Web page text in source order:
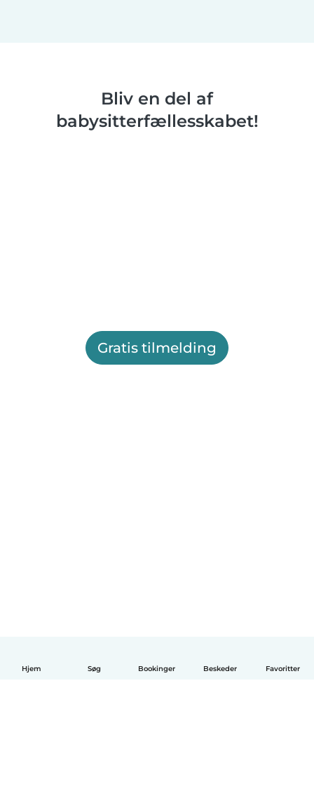
Hjem Søg Bookinger Beskeder Favoritter
Bliv en del af
babysitterfællesskabet!
Gratis tilmelding